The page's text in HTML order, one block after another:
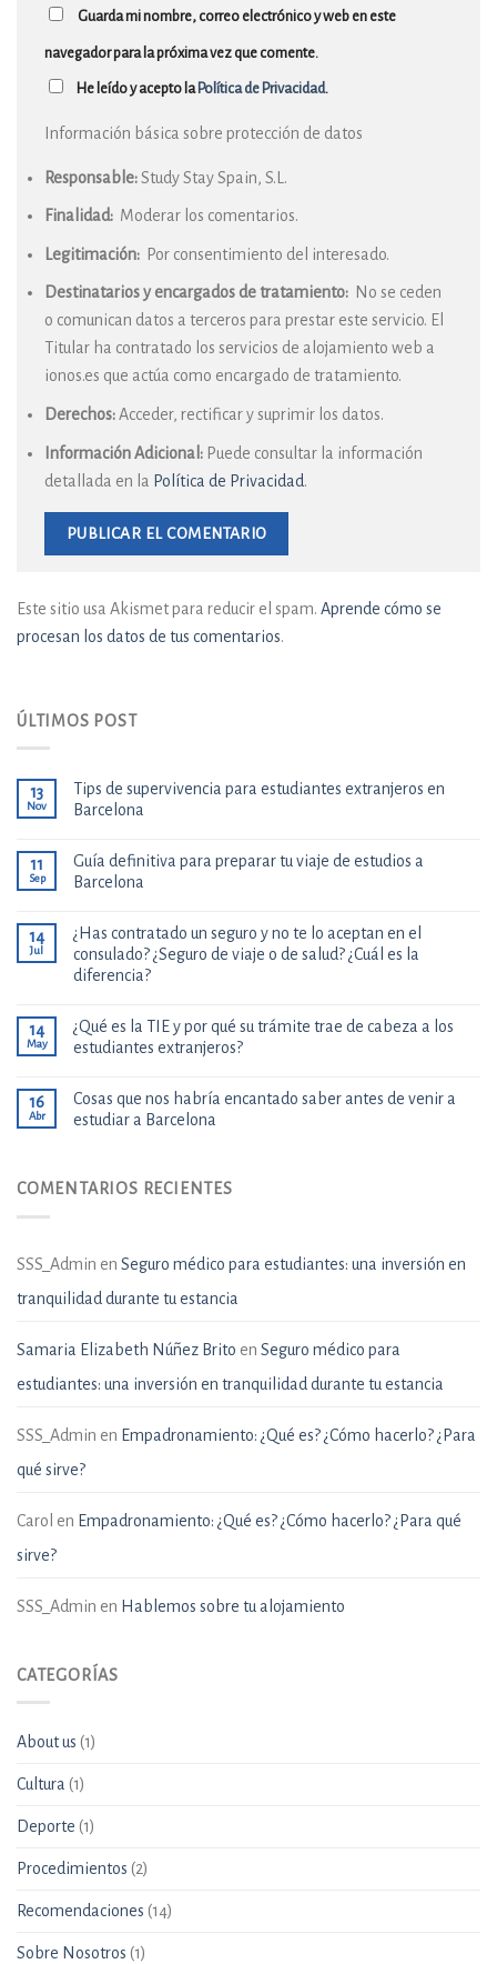
Guarda mi nombre, correo electrónico y web en este
navegador para la próxima vez que comente.
He leído y acepto laPolítica de Privacidad.
Información básica sobre protección de datos
Responsable:Study Stay Spain, S.L.
Finalidad: Moderar los comentarios.
Legitimación: Por consentimiento del interesado.
Destinatarios y encargados de tratamiento: No se ceden
o comunican datos a terceros para prestar este servicio. El
Titular ha contratado los servicios de alojamiento web a
ionos.es que actúa como encargado de tratamiento.
Derechos:Acceder, rectificar y suprimir los datos.
Información Adicional: Puede consultar la información
detallada en la Política de Privacidad.
Este sitio usa Akismet para reducir el spam. Aprende cómo se
procesan los datos de tus comentarios.
ÚLTIMOS POST
13
Nov
Tips de supervivencia para estudiantes extranjeros en
Barcelona
11
Sep
Guía definitiva para preparar tu viaje de estudios a
Barcelona
14
Jul
¿Has contratado un seguro y no te lo aceptan en el
consulado? ¿Seguro de viaje o de salud? ¿Cuál es la
diferencia?
14
May
¿Qué es la TIE y por qué su trámite trae de cabeza a los
estudiantes extranjeros?
16
Abr
Cosas que nos habría encantado saber antes de venir a
estudiar a Barcelona
COMENTARIOS RECIENTES
SSS_Admin en Seguro médico para estudiantes: una inversión en
tranquilidad durante tu estancia
Samaria Elizabeth Núñez Brito en Seguro médico para
estudiantes: una inversión en tranquilidad durante tu estancia
SSS_Admin en Empadronamiento: ¿Qué es? ¿Cómo hacerlo? ¿Para
qué sirve?
Carol en Empadronamiento: ¿Qué es? ¿Cómo hacerlo? ¿Para qué
sirve?
SSS_Admin en Hablemos sobre tu alojamiento
CATEGORÍAS
About us (1)
Cultura (1)
Deporte (1)
Procedimientos (2)
Recomendaciones (14)
Sobre Nosotros (1)